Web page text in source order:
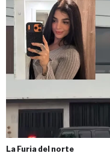
La Furia del norte